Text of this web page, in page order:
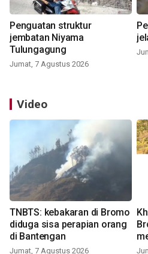
Penguatan struktur
jembatan Niyama
Tulungagung
Jumat, 7 Agustus 2026
Video
TNBTS: kebakaran di Bromo
diduga sisa perapian orang
di Bantengan
Jumat, 7 Agustus 2026